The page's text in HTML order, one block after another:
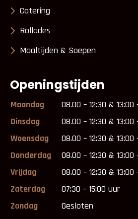
Catering
Rollades
Maaltijden & Soepen
Openingstijden
Maandag
08.00 – 12:30 & 13:00
Dinsdag
08.00 – 12:30 & 13:00
Woensdag
08.00 – 12:30 & 13:00
Donderdag
08.00 – 12:30 & 13:00
Vrijdag
08.00 – 12:30 & 13:00
Zaterdag
07:30 – 15:00 uur
Zondag
Gesloten